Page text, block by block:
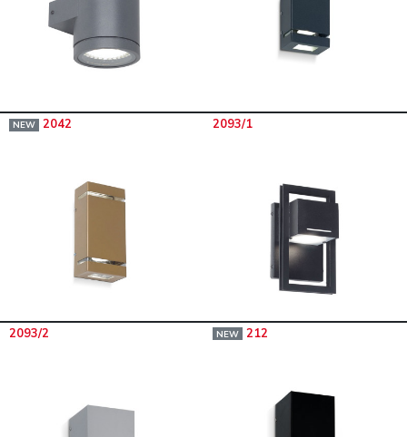
NEW 2042 2093/1
2093/2 NEW 212